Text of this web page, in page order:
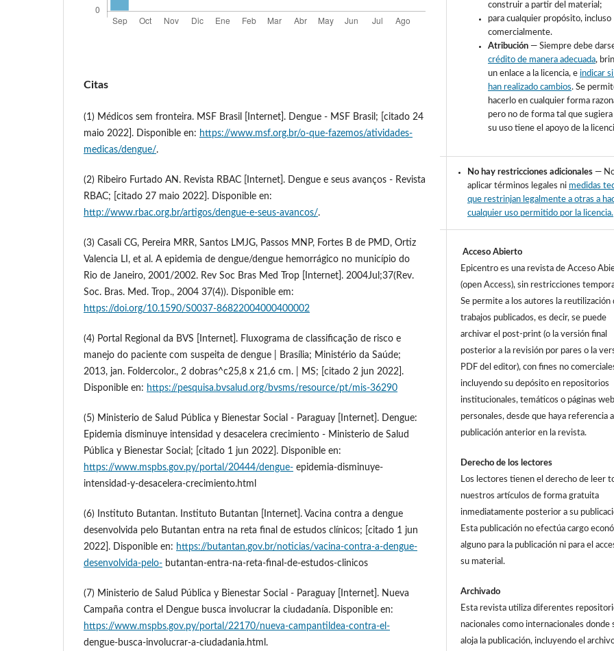
Citas
(1) Médicos sem fronteira. MSF Brasil [Internet]. Dengue - MSF Brasil; [citado 24
maio 2022]. Disponible en: https://www.msf.org.br/o-que-fazemos/atividades-
medicas/dengue/.
(2) Ribeiro Furtado AN. Revista RBAC [Internet]. Dengue e seus avanços - Revista
RBAC; [citado 27 maio 2022]. Disponible en:
http://www.rbac.org.br/artigos/dengue-e-seus-avancos/.
(3) Casali CG, Pereira MRR, Santos LMJG, Passos MNP, Fortes B de PMD, Ortiz
Valencia LI, et al. A epidemia de dengue/dengue hemorrágico no município do
Rio de Janeiro, 2001/2002. Rev Soc Bras Med Trop [Internet]. 2004Jul;37(Rev.
Soc. Bras. Med. Trop., 2004 37(4)). Disponible em:
https://doi.org/10.1590/S0037-86822004000400002
(4) Portal Regional da BVS [Internet]. Fluxograma de classificação de risco e
manejo do paciente com suspeita de dengue | Brasília; Ministério da Saúde;
2013, jan. Foldercolor., 2 dobras^c25,8 x 21,6 cm. | MS; [citado 2 jun 2022].
Disponible en: https://pesquisa.bvsalud.org/bvsms/resource/pt/mis-36290
(5) Ministerio de Salud Pública y Bienestar Social - Paraguay [Internet]. Dengue:
Epidemia disminuye intensidad y desacelera crecimiento - Ministerio de Salud
Pública y Bienestar Social; [citado 1 jun 2022]. Disponible en:
https://www.mspbs.gov.py/portal/20444/dengue- epidemia-disminuye-
intensidad-y-desacelera-crecimiento.html
(6) Instituto Butantan. Instituto Butantan [Internet]. Vacina contra a dengue
desenvolvida pelo Butantan entra na reta final de estudos clínicos; [citado 1 jun
2022]. Disponible en: https://butantan.gov.br/noticias/vacina-contra-a-dengue-
desenvolvida-pelo- butantan-entra-na-reta-final-de-estudos-clinicos
(7) Ministerio de Salud Pública y Bienestar Social - Paraguay [Internet]. Nueva
Campaña contra el Dengue busca involucrar la ciudadanía. Disponible en:
https://www.mspbs.gov.py/portal/22170/nueva-campantildea-contra-el-
dengue-busca-involucrar-a-ciudadania.html.
construir a partir del material;
para cualquier propósito, incluso
comercialmente.
Atribución — Siempre debe
crédito de manera adecuada,
un enlace a la licencia, e indicar
han realizado cambios. Se
hacerlo en cualquier forma
pero no de forma tal que sugiera
su uso tiene el apoyo de la
No hay restricciones adicionales —
aplicar términos legales ni medidas
que restrinjan legalmente a otras a
cualquier uso permitido por la licencia.
Acceso Abierto
Epicentro es una revista de Acceso
(open Access), sin restricciones
Se permite a los autores la reutilización
trabajos publicados, es decir, se puede
archivar el post-print (o la versión final
posterior a la revisión por pares o la
PDF del editor), con fines no
incluyendo su depósito en repositorios
institucionales, temáticos o páginas web
personales, desde que haya referencia a
publicación anterior en la revista.
Derecho de los lectores
Los lectores tienen el derecho de leer
nuestros artículos de forma gratuita
inmediatamente posterior a su
Esta publicación no efectúa cargo
alguno para la publicación ni para el
su material.
Archivado
Esta revista utiliza diferentes
nacionales como internacionales donde
aloja la publicación, incluyendo el